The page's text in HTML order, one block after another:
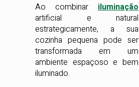
Ao combinar iluminação
artificial e natural
estrategicamente, a sua
cozinha pequena pode ser
transformada em um
ambiente espaçoso e bem
iluminado.